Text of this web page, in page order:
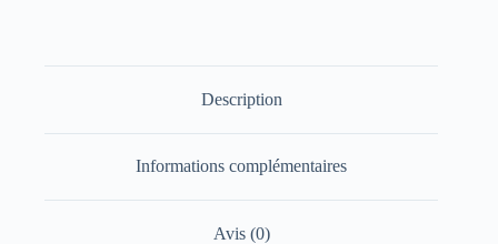
Description
Informations complémentaires
Avis (0)